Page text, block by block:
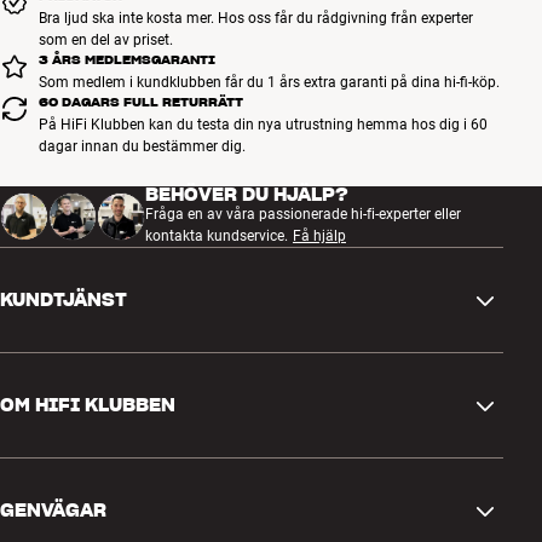
Bra ljud ska inte kosta mer. Hos oss får du rådgivning från experter
som en del av priset.
3 ÅRS MEDLEMSGARANTI
Som medlem i kundklubben får du 1 års extra garanti på dina hi-fi-köp.
60 DAGARS FULL RETURRÄTT
På HiFi Klubben kan du testa din nya utrustning hemma hos dig i 60
dagar innan du bestämmer dig.
BEHÖVER DU HJÄLP?
Fråga en av våra passionerade hi-fi-experter eller
kontakta kundservice. Få hjälp
KUNDTJÄNST
Retur och reklamation
Ångra beställning
OM HIFI KLUBBEN
GENVÄGAR